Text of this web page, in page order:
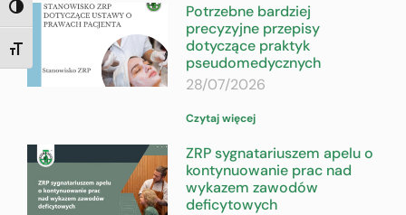
TOGGLE HIGH CONTRAST
TOGGLE FONT SIZE
Potrzebne bardziej
precyzyjne przepisy
dotyczące praktyk
pseudomedycznych
28/07/2026
Czytaj więcej
ZRP sygnatariuszem apelu o
kontynuowanie prac nad
wykazem zawodów
deficytowych